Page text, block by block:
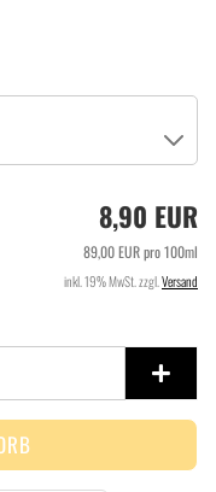
8,90 EUR
89,00 EUR pro 100ml
inkl. 19% MwSt. zzgl. Versand